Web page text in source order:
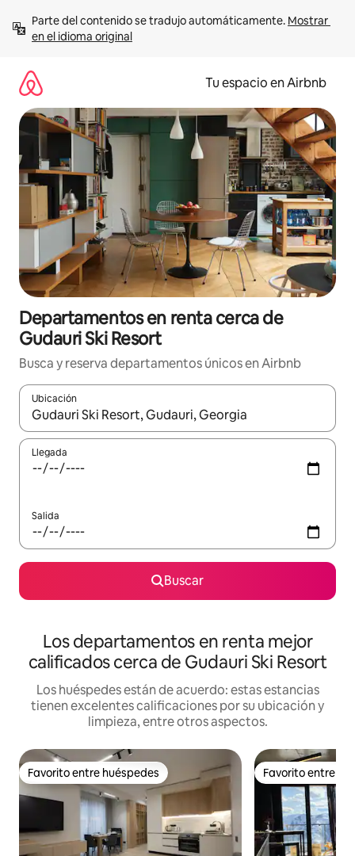
contenido
Parte del contenido se tradujo automáticamente. Mostrar
en el idioma original
Tu espacio en Airbnb
Departamentos en renta cerca de
Gudauri Ski Resort
Busca y reserva departamentos únicos en Airbnb
Ubicación
Cuando los resultados estén disponibles, podrás navegar
Llegada
Salida
Buscar
Los departamentos en renta mejor
calificados cerca de Gudauri Ski Resort
Los huéspedes están de acuerdo: estas estancias
tienen excelentes calificaciones por su ubicación y
limpieza, entre otros aspectos.
Favorito entre huéspedes
Favorito entre huéspedes Favorito entre
Favorito entre